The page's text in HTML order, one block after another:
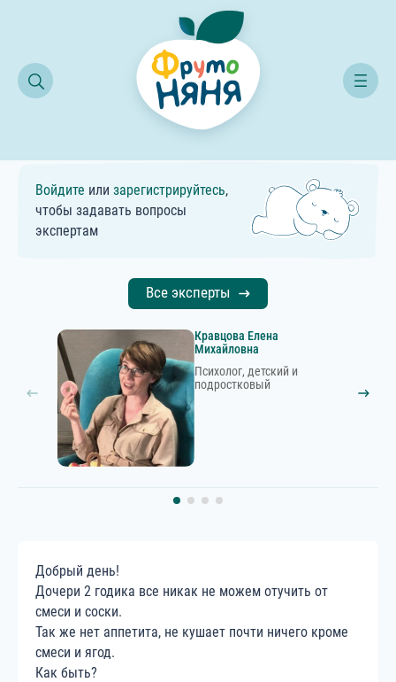
Консультации детского психолога Консультация эксперта психолога
Консультация эксперта психолога
Войдите или зарегистрируйтесь,
чтобы задавать вопросы
экспертам
Все эксперты
Кравцова Елена
Михайловна
Психолог, детский и
подростковый
Добрый день!
Дочери 2 годика все никак не можем отучить от
смеси и соски.
Так же нет аппетита, не кушает почти ничего кроме
смеси и ягод.
Как быть?